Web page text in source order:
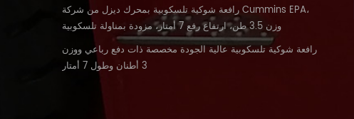
رافعة شوكية تلسكوبية بمحرك ديزل من شركة Cummins EPA،
وزن 3.5 طن، ارتفاع رفع 7 أمتار، مزودة بمناولة تلسكوبية
رافعة شوكية تلسكوبية عالية الجودة مخصصة ذات دفع رباعي ووزن
3 أطنان وطول 7 أمتار